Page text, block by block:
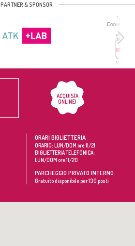
PARTNER & SPONSOR
ACQUISTA
ONLINE!
ORARI BIGLIETTERIA
ORARIO: LUN/DOM ore 11/21
BIGLIETTERIA TELEFONICA:
LUN/DOM ore 11/20
PARCHEGGIO PRIVATO INTERNO
Gratuito disponibile per 130 posti